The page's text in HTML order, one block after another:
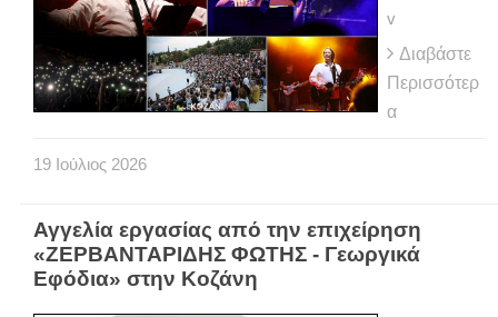
v
Διαβάστε
Περισσότερ
α
19 Ιούλιος 2026
Αγγελία εργασίας από την επιχείρηση
«ΖΕΡΒΑΝΤΑΡΙΔΗΣ ΦΩΤΗΣ - Γεωργικά
Εφόδια» στην Κοζάνη